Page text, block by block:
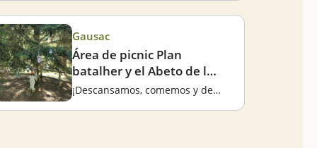
Gausac
Área de picnic Plan
batalher y el Abeto de los
chupetes
¡Descansamos, comemos y dejamos el chupete!